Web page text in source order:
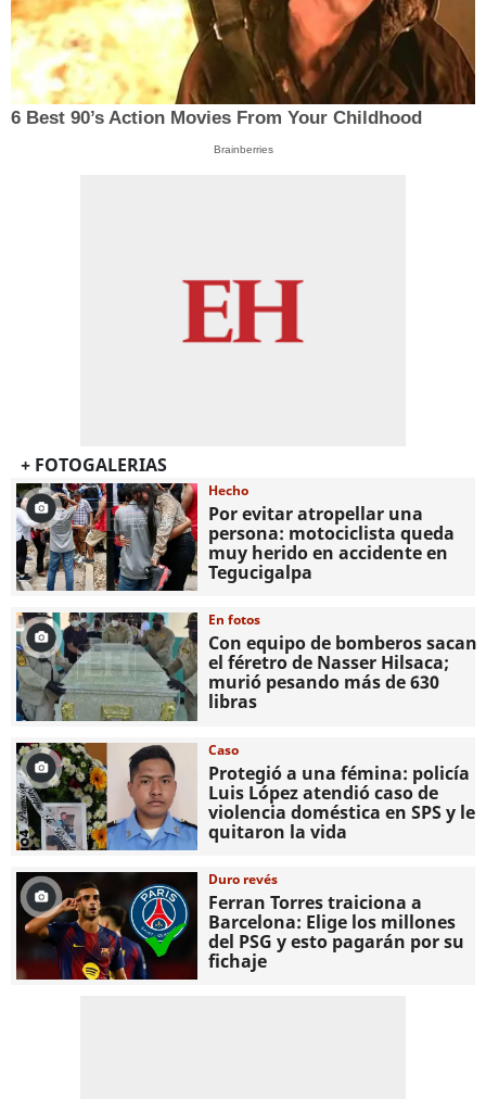
6 Best 90’s Action Movies From Your Childhood
Brainberries
+ FOTOGALERIAS
Hecho
Por evitar atropellar una
persona: motociclista queda
muy herido en accidente en
Tegucigalpa
En fotos
Con equipo de bomberos sacan
el féretro de Nasser Hilsaca;
murió pesando más de 630
libras
Caso
Protegió a una fémina: policía
Luis López atendió caso de
violencia doméstica en SPS y le
quitaron la vida
Duro revés
Ferran Torres traiciona a
Barcelona: Elige los millones
del PSG y esto pagarán por su
fichaje